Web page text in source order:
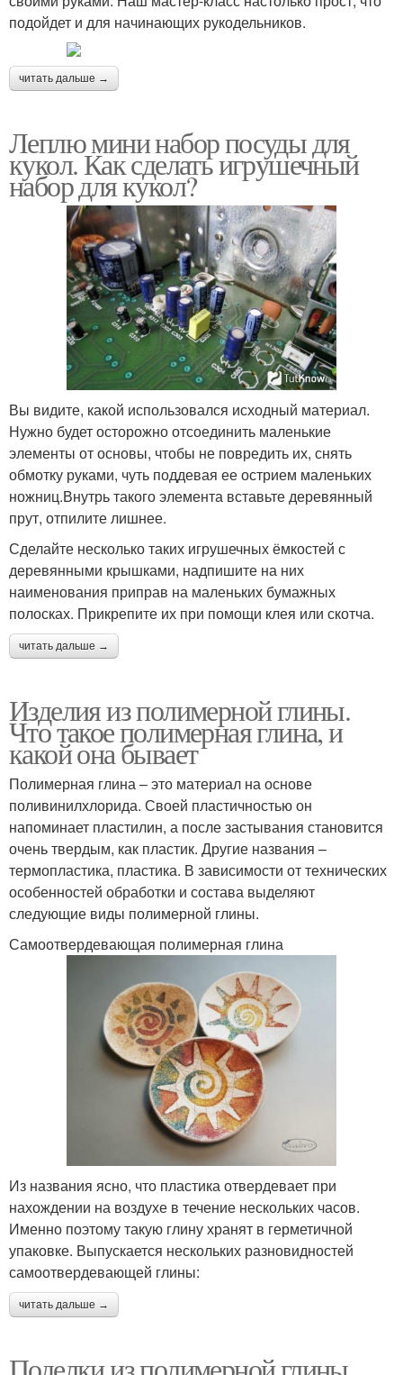
подойдет и для начинающих рукодельников.
читать дальше →
Леплю мини набор посуды для
кукол. Как сделать игрушечный
набор для кукол?
Вы видите, какой использовался исходный материал.
Нужно будет осторожно отсоединить маленькие
элементы от основы, чтобы не повредить их, снять
обмотку руками, чуть поддевая ее острием маленьких
ножниц.Внутрь такого элемента вставьте деревянный
прут, отпилите лишнее.
Сделайте несколько таких игрушечных ёмкостей с
деревянными крышками, надпишите на них
наименования приправ на маленьких бумажных
полосках. Прикрепите их при помощи клея или скотча.
читать дальше →
Изделия из полимерной глины.
Что такое полимерная глина, и
какой она бывает
Полимерная глина – это материал на основе
поливинилхлорида. Своей пластичностью он
напоминает пластилин, а после застывания становится
очень твердым, как пластик. Другие названия –
термопластика, пластика. В зависимости от технических
особенностей обработки и состава выделяют
следующие виды полимерной глины.
Самоотвердевающая полимерная глина
Из названия ясно, что пластика отвердевает при
нахождении на воздухе в течение нескольких часов.
Именно поэтому такую глину хранят в герметичной
упаковке. Выпускается нескольких разновидностей
самоотвердевающей глины:
читать дальше →